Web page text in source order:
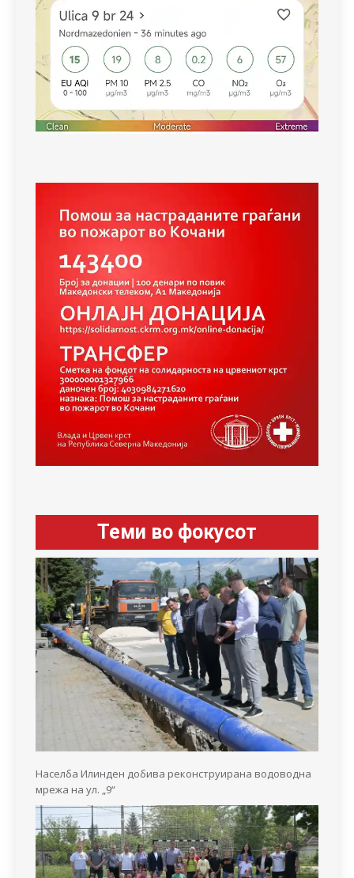
Теми во фокусот
Населба Илинден добива реконструирана водоводна
мрежа на ул. „9“